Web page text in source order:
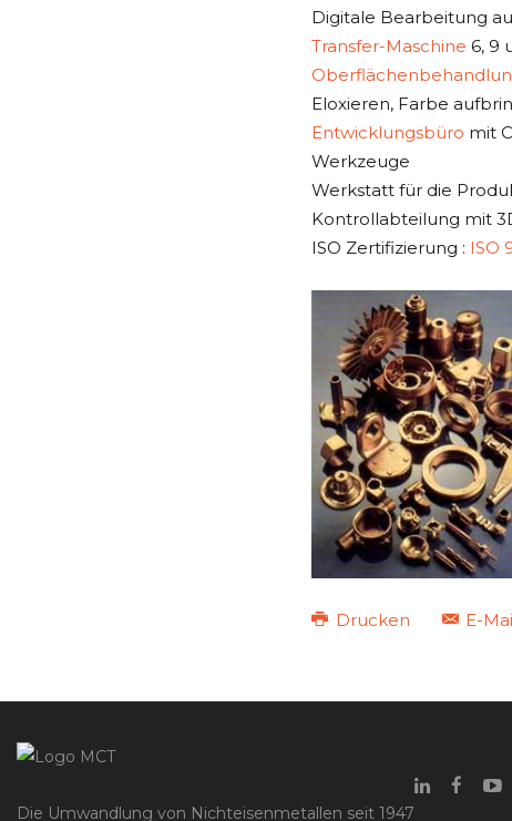
Digitale Bearbeitung
Transfer-Maschine 6, 9
Eloxieren, Farbe
Entwicklungsbüro mit
Werkzeuge
Werkstatt für die
Kontrollabteilung mit
ISO Zertifizierung : ISO
Drucken E-
Die Umwandlung von Nichteisenmetallen seit 1947